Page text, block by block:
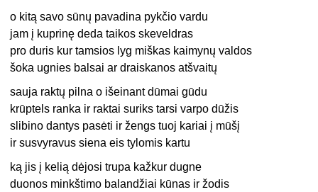
o kitą savo sūnų pavadina pykčio vardu
jam į kuprinę deda taikos skeveldras
pro duris kur tamsios lyg miškas kaimynų valdos
šoka ugnies balsai ar draiskanos atšvaitų
sauja raktų pilna o išeinant dūmai gūdu
krūptels ranka ir raktai suriks tarsi varpo dūžis
slibino dantys pasėti ir žengs tuoj kariai į mūšį
ir susvyravus siena eis tylomis kartu
ką jis į kelią dėjosi trupa kažkur dugne
duonos minkštimo balandžiai kūnas ir žodis